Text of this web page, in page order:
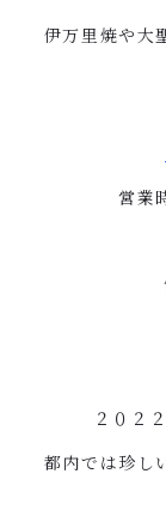
伊万里焼や大
営業
２０２
都内では珍し